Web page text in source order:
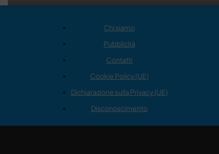
Chi siamo
Pubblicità
Contatti
Cookie Policy (UE)
Dichiarazione sulla Privacy (UE)
Disconoscimento